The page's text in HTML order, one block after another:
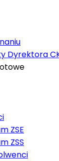
Dyrektora
ZSE
ZSS